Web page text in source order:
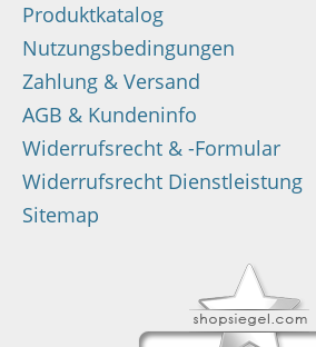
Produktkatalog
Nutzungsbedingungen
Zahlung & Versand
AGB & Kundeninfo
Widerrufsrecht & -Formular
Widerrufsrecht Dienstleistung
Sitemap